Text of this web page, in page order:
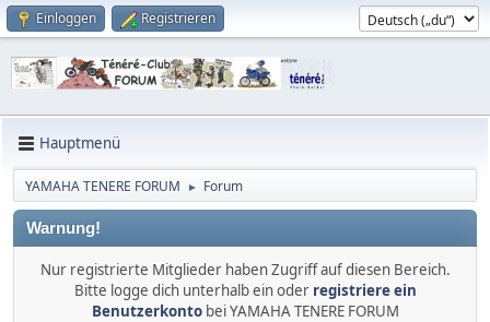
Einloggen Registrieren
Hauptmenü
YAMAHA TENERE FORUM ► Forum
Warnung!
Nur registrierte Mitglieder haben Zugriff auf diesen Bereich.
Bitte logge dich unterhalb ein oder registriere ein
Benutzerkontobei YAMAHA TENERE FORUM